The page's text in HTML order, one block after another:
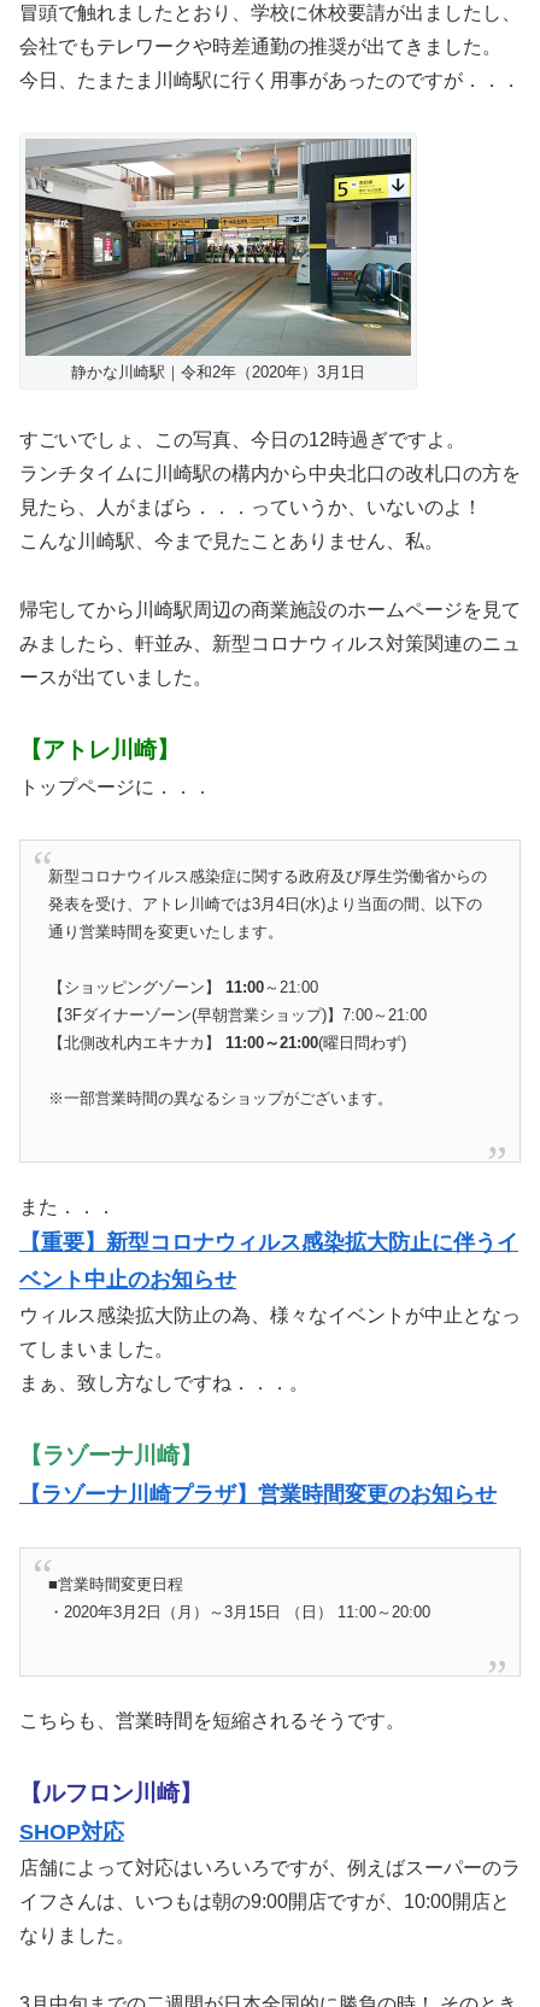
冒頭で触れましたとおり、学校に休校要請が出ましたし、
会社でもテレワークや時差通勤の推奨が出てきました。
今日、たまたま川崎駅に行く用事があったのですが．．．
静かな川崎駅｜令和2年（2020年）3月1日
すごいでしょ、この写真、今日の12時過ぎですよ。
ランチタイムに川崎駅の構内から中央北口の改札口の方を
見たら、人がまばら．．．っていうか、いないのよ！
こんな川崎駅、今まで見たことありません、私。
帰宅してから川崎駅周辺の商業施設のホームページを見て
みましたら、軒並み、新型コロナウィルス対策関連のニュ
ースが出ていました。
【アトレ川崎】
トップページに．．．
新型コロナウイルス感染症に関する政府及び厚生労働省からの
発表を受け、アトレ川崎では3月4日(水)より当面の間、以下の
通り営業時間を変更いたします。
【ショッピングゾーン】 11:00～21:00
【3Fダイナーゾーン(早朝営業ショップ)】7:00～21:00
【北側改札内エキナカ】 11:00～21:00(曜日問わず)
※一部営業時間の異なるショップがございます。
また．．．
【重要】新型コロナウィルス感染拡大防止に伴うイ
ベント中止のお知らせ
ウィルス感染拡大防止の為、様々なイベントが中止となっ
てしまいました。
まぁ、致し方なしですね．．．。
【ラゾーナ川崎】
【ラゾーナ川崎プラザ】営業時間変更のお知らせ
■営業時間変更日程
・2020年3月2日（月）～3月15日 （日） 11:00～20:00
こちらも、営業時間を短縮されるそうです。
【ルフロン川崎】
SHOP対応
店舗によって対応はいろいろですが、例えばスーパーのラ
イフさんは、いつもは朝の9:00開店ですが、10:00開店と
なりました。